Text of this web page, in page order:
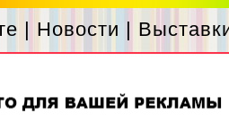
| Новости |